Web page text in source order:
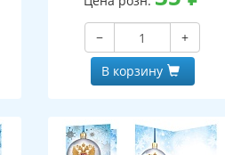
−
+
В корзину